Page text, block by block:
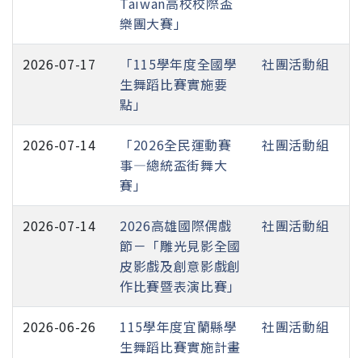
樂團大賽」
2026-07-17
「115學年度全國學
生舞蹈比賽實施要
點」
社團活動組
2026-07-14
「2026全民運動賽
事—總統盃街舞大
賽」
社團活動組
2026-07-14
2026高雄國際偶戲
節－「雕光見影全國
皮影戲及創意影戲創
作比賽暨表演比賽」
社團活動組
2026-06-26
115學年度宜蘭縣學
生舞蹈比賽實施計畫
社團活動組